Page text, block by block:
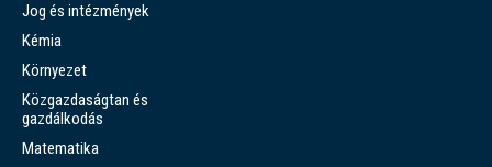
Jog és intézmények
Kémia
Környezet
Közgazdaságtan és
gazdálkodás
Matematika